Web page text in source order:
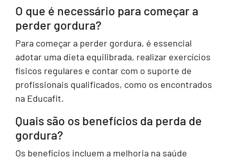
O que é necessário para começar a
perder gordura?
Para começar a perder gordura, é essencial
adotar uma dieta equilibrada, realizar exercícios
físicos regulares e contar com o suporte de
profissionais qualificados, como os encontrados
na Educafit.
Quais são os benefícios da perda de
gordura?
Os benefícios incluem a melhoria na saúde